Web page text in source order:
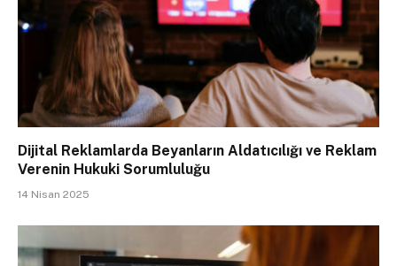
Dijital Reklamlarda Beyanların Aldatıcılığı ve Reklam
Verenin Hukuki Sorumluluğu
14 Nisan 2025